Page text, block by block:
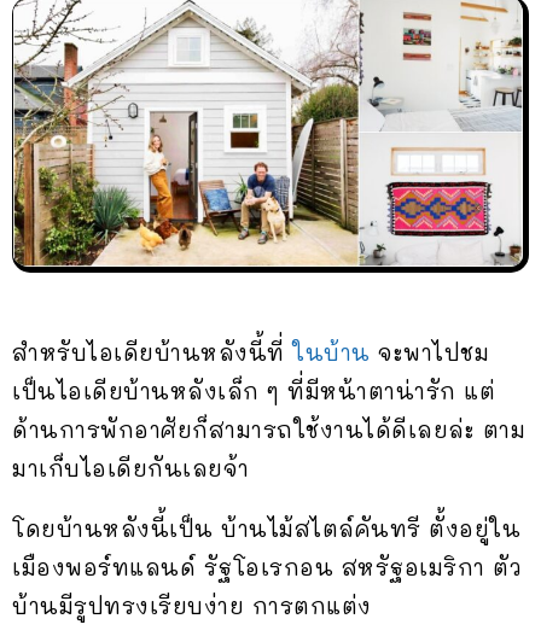
สำหรับไอเดียบ้านหลังนี้ที่ในบ้าน จะพาไปชม
เป็นไอเดียบ้านหลังเล็ก ๆ ที่มีหน้าตาน่ารัก แต่
ด้านการพักอาศัยก็สามารถใช้งานได้ดีเลยล่ะ ตาม
มาเก็บไอเดียกันเลยจ้า
โดยบ้านหลังนี้เป็น บ้านไม้สไตล์คันทรี ตั้งอยู่ใน
เมืองพอร์ทแลนด์ รัฐโอเรกอน สหรัฐอเมริกา ตัว
บ้านมีรูปทรงเรียบง่าย การตกแต่ง